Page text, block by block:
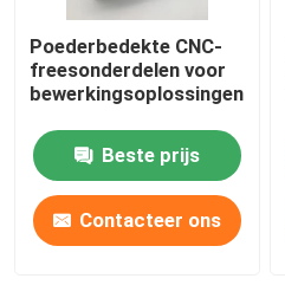
Poederbedekte CNC-
freesonderdelen voor
bewerkingsoplossingen
Beste prijs
Contacteer ons